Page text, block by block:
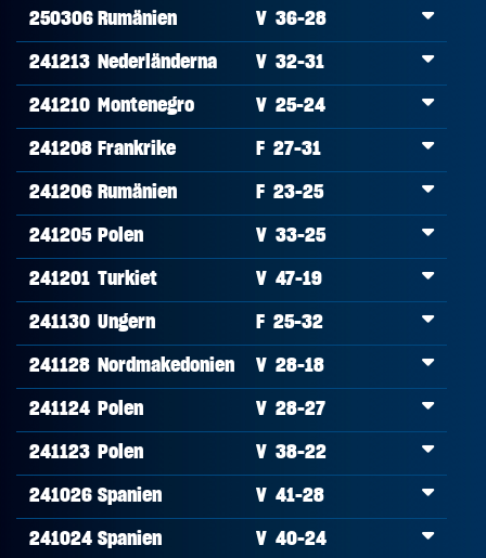
250306 Rumänien V 36-28
241213 Nederländerna V 32-31
241210 Montenegro V 25-24
241208 Frankrike F 27-31
241206 Rumänien F 23-25
241205 Polen V 33-25
241201 Turkiet V 47-19
241130 Ungern F 25-32
241128 Nordmakedonien V 28-18
241124 Polen V 28-27
241123 Polen V 38-22
241026 Spanien V 41-28
241024 Spanien V 40-24